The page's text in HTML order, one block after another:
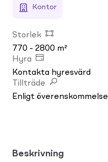
Kontor
Storlek
770 - 2800 m²
Hyra
Kontakta hyresvärd
Tillträde
Enligt överenskommelse
Beskrivning